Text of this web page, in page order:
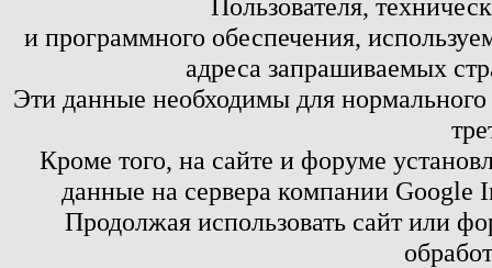
Пользователя,
и программного обеспечения,
адреса запрашиваемых
Эти данные необходимы для
Кроме того, на сайте и форуме
данные на сервера компании
Продолжая использовать сайт или